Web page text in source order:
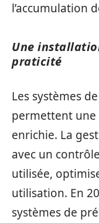
l’accumulation
Une
praticité
Les systèmes
permettent
enrichie. La
avec un
utilisée,
utilisation. En
systèmes de